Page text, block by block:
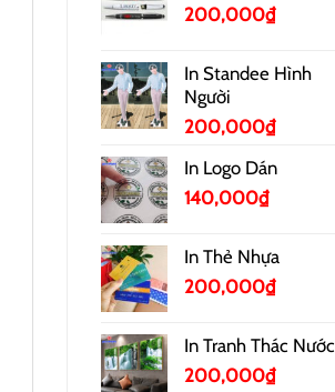
200,000₫
In Standee Hình
Người
200,000₫
In Logo Dán
140,000₫
In Thẻ Nhựa
200,000₫
In Tranh Thác Nước
200,000₫